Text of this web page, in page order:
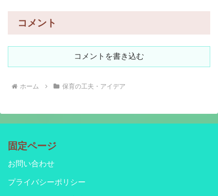
コメント
コメントを書き込む
ホーム 保育の工夫・アイデア
固定ページ
お問い合わせ
プライバシーポリシー